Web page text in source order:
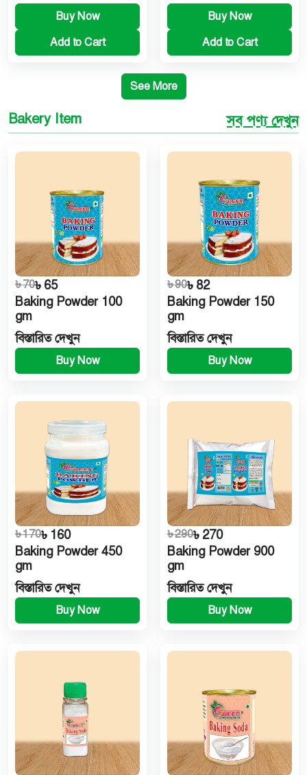
Buy Now
Add to Cart
Buy Now
Add to Cart
See More
Bakery Item সব পণ্য দেখুন
৳ 70৳ 65
Baking Powder 100
gm
বিস্তারিত দেখুন
Buy Now
৳ 90৳ 82
Baking Powder 150
gm
বিস্তারিত দেখুন
Buy Now
৳ 170৳ 160
Baking Powder 450
gm
বিস্তারিত দেখুন
Buy Now
৳ 290৳ 270
Baking Powder 900
gm
বিস্তারিত দেখুন
Buy Now